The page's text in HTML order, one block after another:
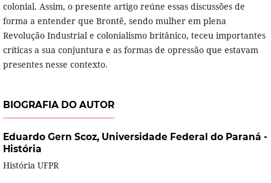
colonial. Assim, o presente artigo reúne essas discussões de
forma a entender que Brontë, sendo mulher em plena
Revolução Industrial e colonialismo britânico, teceu importantes
críticas a sua conjuntura e as formas de opressão que estavam
presentes nesse contexto.
BIOGRAFIA DO AUTOR
Eduardo Gern Scoz, Universidade Federal do Paraná -
História
História UFPR